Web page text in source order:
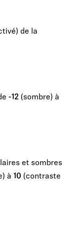
de la
-12 (sombre) à
et sombres
à 10 (contraste